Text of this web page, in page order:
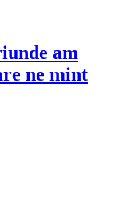
am
ne mint